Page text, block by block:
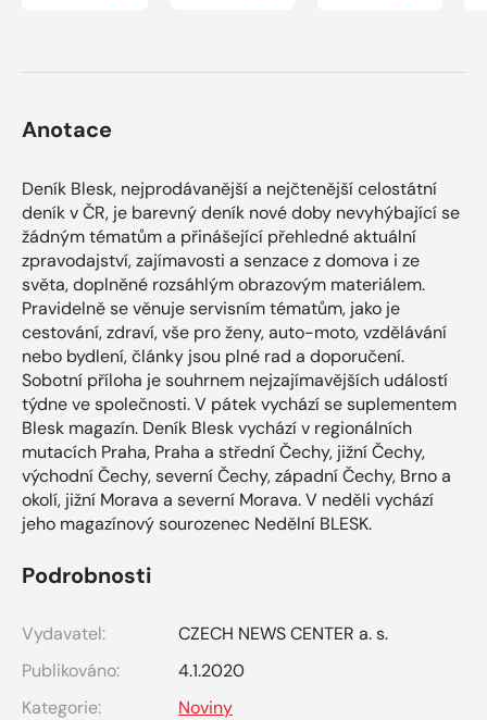
Anotace
Deník Blesk, nejprodávanější a nejčtenější celostátní
deník v ČR, je barevný deník nové doby nevyhýbající se
žádným tématům a přinášející přehledné aktuální
zpravodajství, zajímavosti a senzace z domova i ze
světa, doplněné rozsáhlým obrazovým materiálem.
Pravidelně se věnuje servisním tématům, jako je
cestování, zdraví, vše pro ženy, auto-moto, vzdělávání
nebo bydlení, články jsou plné rad a doporučení.
Sobotní příloha je souhrnem nejzajímavějších událostí
týdne ve společnosti. V pátek vychází se suplementem
Blesk magazín. Deník Blesk vychází v regionálních
mutacích Praha, Praha a střední Čechy, jižní Čechy,
východní Čechy, severní Čechy, západní Čechy, Brno a
okolí, jižní Morava a severní Morava. V neděli vychází
jeho magazínový sourozenec Nedělní BLESK.
Podrobnosti
Vydavatel:
CZECH NEWS CENTER a. s.
Publikováno:
4.1.2020
Kategorie:
Noviny